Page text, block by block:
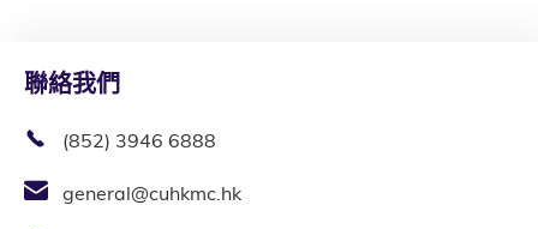
聯絡我們
(852) 3946 6888
general@cuhkmc.hk